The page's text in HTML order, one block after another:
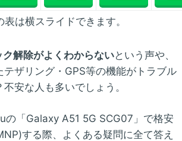
は横スライドできます。
解除がよくわからないという声や、
テザリング・GPS等の機能がトラブル
安な人も多いでしょう。
の「Galaxy A51 5G SCG07」で格安
する際、よくある疑問に全て答え